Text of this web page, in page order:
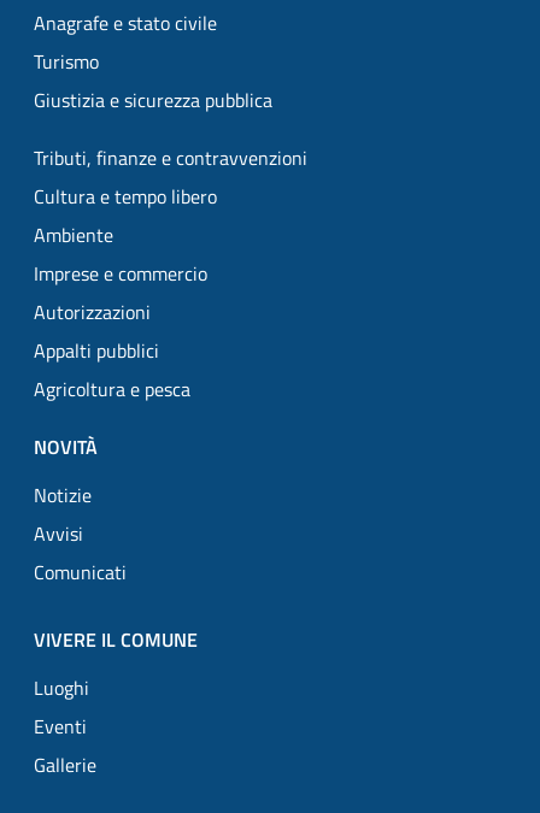
Anagrafe e stato civile
Turismo
Giustizia e sicurezza pubblica
Tributi, finanze e contravvenzioni
Cultura e tempo libero
Ambiente
Imprese e commercio
Autorizzazioni
Appalti pubblici
Agricoltura e pesca
NOVITÀ
Notizie
Avvisi
Comunicati
VIVERE IL COMUNE
Luoghi
Eventi
Gallerie